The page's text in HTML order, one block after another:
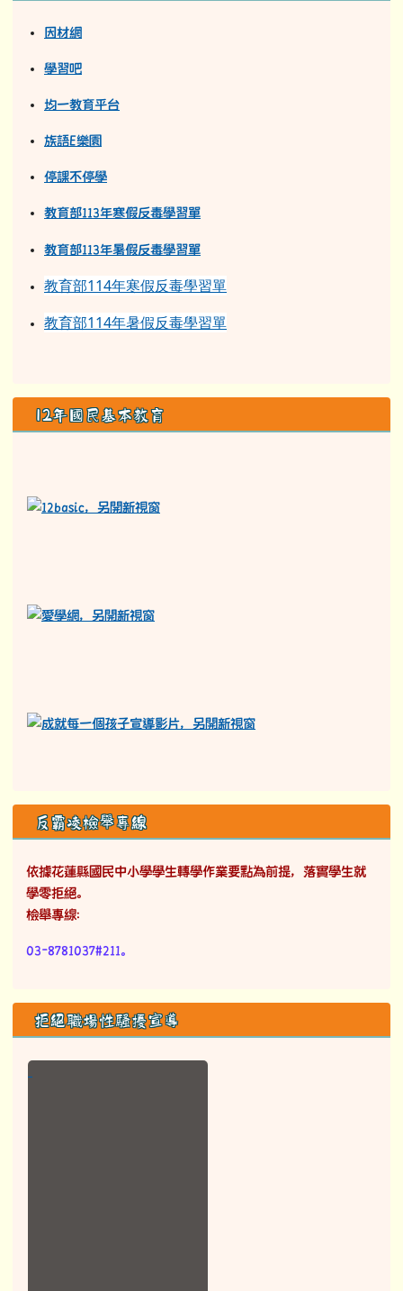
因材網
學習吧
均一教育平台
族語E樂園
停課不停學
教育部113年寒假反毒學習單
教育部113年暑假反毒學習單
教育部114年寒假反毒學習單
教育部114年暑假反毒學習單
12年國民基本教育
反霸凌檢舉專線
依據花蓮縣國民中小學學生轉學作業要點為前提，落實學生就
學零拒絕。
檢舉專線：
03-8781037#211。
拒絕職場性騷擾宣導